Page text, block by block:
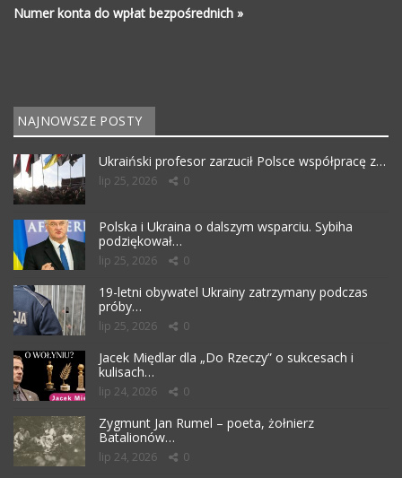
Numer konta do wpłat bezpośrednich »
NAJNOWSZE POSTY
Ukraiński profesor zarzucił Polsce współpracę z…
lip 25, 2026 0
Polska i Ukraina o dalszym wsparciu. Sybiha
podziękował…
lip 25, 2026 0
19-letni obywatel Ukrainy zatrzymany podczas
próby…
lip 25, 2026 0
Jacek Międlar dla „Do Rzeczy” o sukcesach i
kulisach…
lip 24, 2026 0
Zygmunt Jan Rumel – poeta, żołnierz
Batalionów…
lip 24, 2026 0